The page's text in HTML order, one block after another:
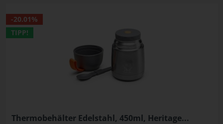
-20.01%
TIPP!
Thermobehälter Edelstahl, 450ml, Heritage...